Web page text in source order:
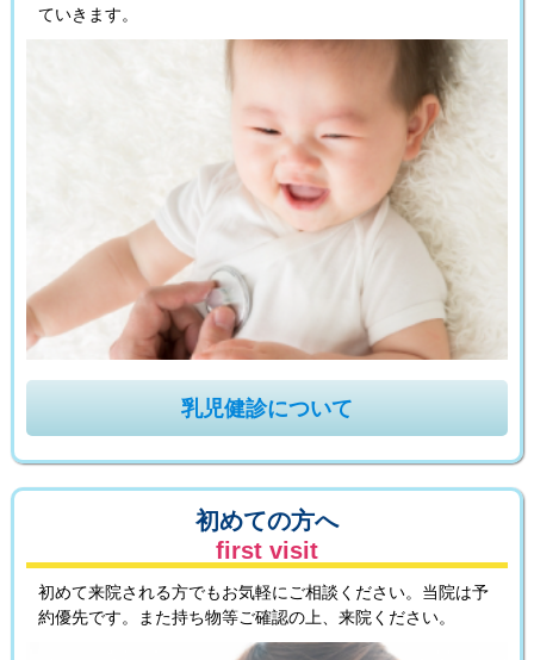
ていきます。
乳児健診について
初めての方へ
first visit
初めて来院される方でもお気軽にご相談ください。当院は予
約優先です。また持ち物等ご確認の上、来院ください。